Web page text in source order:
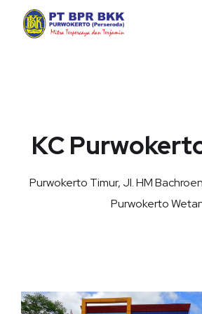
EASY BKK (Mobile App)
Suku Bunga
Komitmen Pelaksaan
Profil Perusahaan
KC
Purwokerto Timur, Jl. HM
Purwokerto